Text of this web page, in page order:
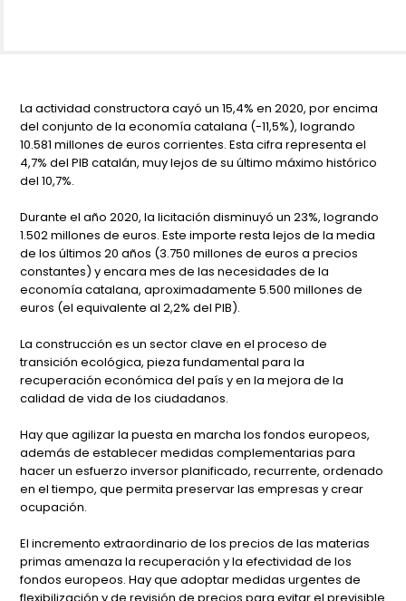
La actividad constructora cayó un 15,4% en 2020, por encima
del conjunto de la economía catalana (-11,5%), logrando
10.581 millones de euros corrientes. Esta cifra representa el
4,7% del PIB catalán, muy lejos de su último máximo histórico
del 10,7%.
Durante el año 2020, la licitación disminuyó un 23%, logrando
1.502 millones de euros. Este importe resta lejos de la media
de los últimos 20 años (3.750 millones de euros a precios
constantes) y encara mes de las necesidades de la
economía catalana, aproximadamente 5.500 millones de
euros (el equivalente al 2,2% del PIB).
La construcción es un sector clave en el proceso de
transición ecológica, pieza fundamental para la
recuperación económica del país y en la mejora de la
calidad de vida de los ciudadanos.
Hay que agilizar la puesta en marcha los fondos europeos,
además de establecer medidas complementarias para
hacer un esfuerzo inversor planificado, recurrente, ordenado
en el tiempo, que permita preservar las empresas y crear
ocupación.
El incremento extraordinario de los precios de las materias
primas amenaza la recuperación y la efectividad de los
fondos europeos. Hay que adoptar medidas urgentes de